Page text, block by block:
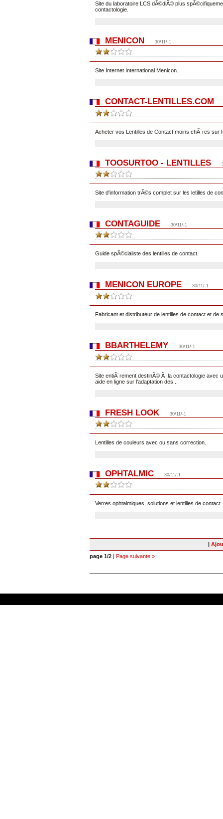
Site du laboratoire LCS dÃ©diÃ© plus
contactologie.
MENICON 30/11/-1
Site Internet International Menicon.
CONTACT-LENTILLES.COM
Acheter vos Lentilles de Contact moins chÃ¨res sur
TOOSURTOO - LENTILLES
Site d'information trÃ©s complet sur les letilles de
CONTAGUIDE 30/11/-1
Guide spÃ©cialiste des lentilles de contact.
MENICON EUROPE 30/11/-1
Fabricant et distributeur de lentilles de contact et
BBARTHELEMY 30/11/-1
Site entiÃ¨rement destinÃ© Ã la contactologie avec
aide en ligne sur l'adaptation des...
FRESH LOOK 30/11/-1
Lentilles de couleurs avec ou sans correction.
OPHTALMIC 30/11/-1
Verres ophtalmiques, solutions et lentilles de contact.
|
page 1/2 | Page suivante »